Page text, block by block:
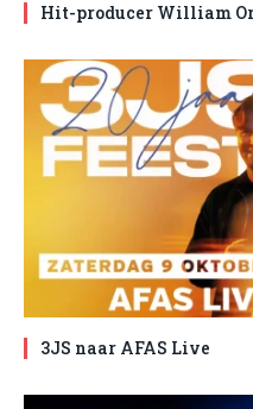
Hit-producer William
3JS naar AFAS Live